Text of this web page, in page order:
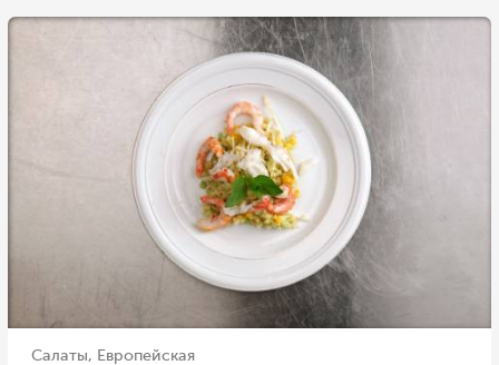
Салаты, Европейская